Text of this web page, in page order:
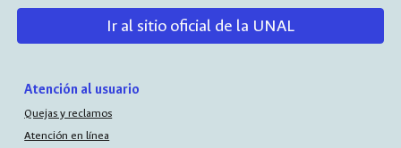
Ir al sitio oficial de la UNAL
Atención al usuario
Quejas y reclamos
Atención en línea